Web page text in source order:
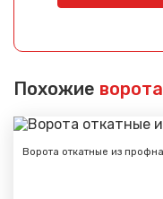
Похожие ворота
Ворота откатные из